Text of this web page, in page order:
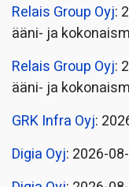
Relais Group Oyj:
ääni- ja
Relais Group Oyj:
ääni- ja
GRK Infra Oyj:
Digia Oyj: 2026-